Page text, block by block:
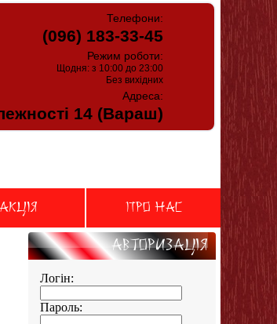
Телефони:
(096) 183-33-45
Режим роботи:
Щодня: з 10:00 до 23:00
Без вихідних
Адреса:
14 (Вараш)
АКЦIЯ Про нас
Авторизацiя
Логін:
Пароль: